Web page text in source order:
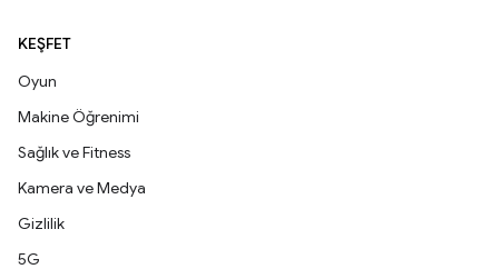
KEŞFET
Oyun
Makine Öğrenimi
Sağlık ve Fitness
Kamera ve Medya
Gizlilik
5G